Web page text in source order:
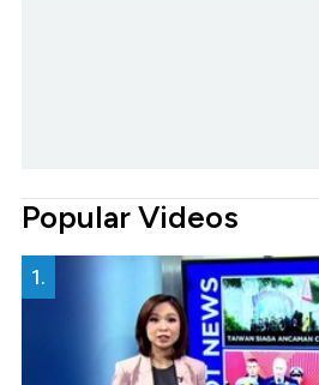
Popular Videos
1.